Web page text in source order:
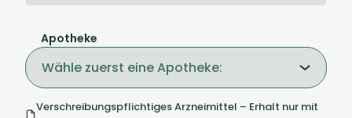
Apotheke
Wähle zuerst eine Apotheke:
Verschreibungspflichtiges Arzneimittel – Erhalt nur mit